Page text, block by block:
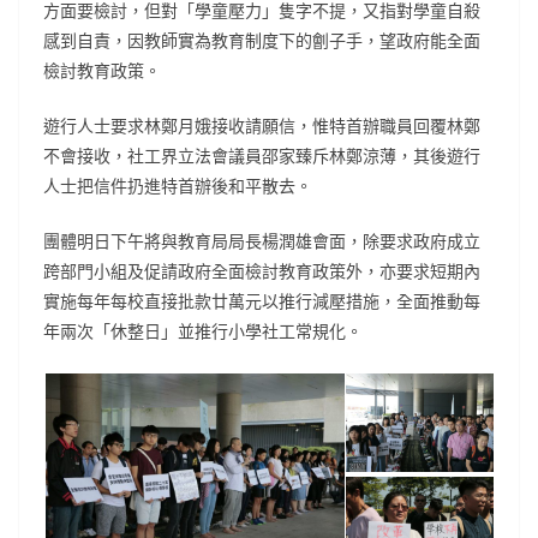
方面要檢討，但對「學童壓力」隻字不提，又指對學童自殺
感到自責，因教師實為教育制度下的劊子手，望政府能全面
檢討教育政策。
遊行人士要求林鄭月娥接收請願信，惟特首辦職員回覆林鄭
不會接收，社工界立法會議員邵家臻斥林鄭涼薄，其後遊行
人士把信件扔進特首辦後和平散去。
團體明日下午將與教育局局長楊潤雄會面，除要求政府成立
跨部門小組及促請政府全面檢討教育政策外，亦要求短期內
實施每年每校直接批款廿萬元以推行減壓措施，全面推動每
年兩次「休整日」並推行小學社工常規化。